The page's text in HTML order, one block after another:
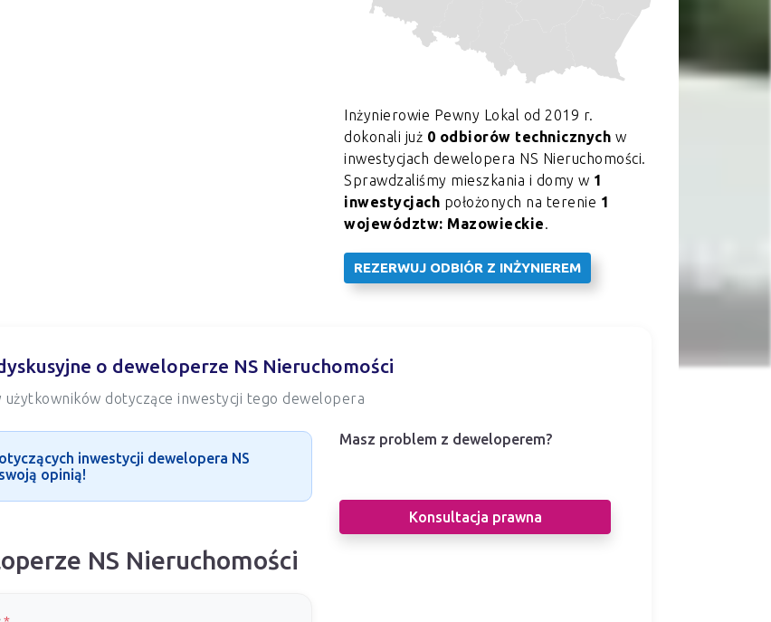
Inżynierowie Pewny Lokal od 2019 r.
dokonali już 0 odbiorów technicznych w
inwestycjach dewelopera NS Nieruchomości.
Sprawdzaliśmy mieszkania i domy w 1
inwestycjach położonych na terenie 1
województw: Mazowieckie.
REZERWUJ ODBIÓR Z INŻYNIEREM
o deweloperze NS Nieruchomości
użytkowników dotyczące inwestycji tego dewelopera
inwestycji dewelopera NS
opinią!
NS Nieruchomości
Masz problem z deweloperem?
Konsultacja prawna